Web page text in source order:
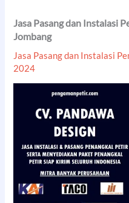
Jasa Pasang dan Instalasi
Jombang
Jasa Pasang dan Instalasi
2024